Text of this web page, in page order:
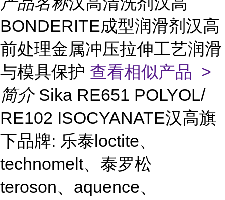
BONDERITE成型润滑剂汉高
前处理金属冲压拉伸工艺润滑
与模具保护 查看相似产品 >
简介 Sika RE651 POLYOL/
RE102 ISOCYANATE汉高旗
下品牌: 乐泰loctite、
technomelt、泰罗松
teroson、aquence、